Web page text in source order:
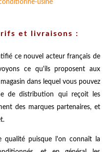
et livraisons :
ce nouvel acteur français de
ce qu'ils proposent aux
dans lequel vous pouvez
de distribution qui reçoit les
des marques partenaires, et
qualité puisque l'on connaît la